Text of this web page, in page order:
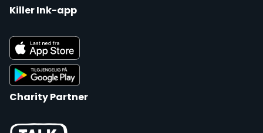
Killer Ink-app
Charity Partner